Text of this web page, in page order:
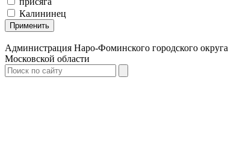
Калининец
Применить
Администрация Наро-Фоминского городского округа
Московской области